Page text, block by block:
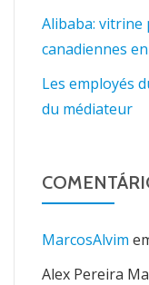
Alibaba:
canadiennes
Les employés
du médiateur
MarcosAlvim
Alex Pereira